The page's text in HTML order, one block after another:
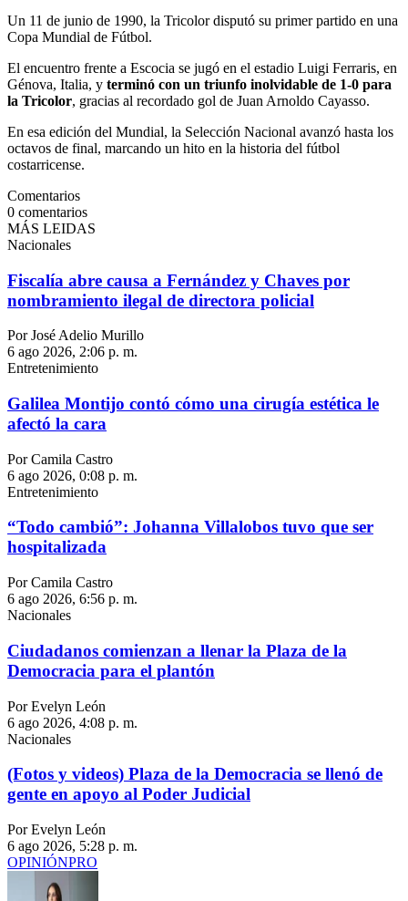
Un 11 de junio de 1990, la Tricolor disputó su primer partido en una
Copa Mundial de Fútbol.
El encuentro frente a Escocia se jugó en el estadio Luigi Ferraris, en
Génova, Italia, y terminó con un triunfo inolvidable de 1-0 para
la Tricolor, gracias al recordado gol de Juan Arnoldo Cayasso.
En esa edición del Mundial, la Selección Nacional avanzó hasta los
octavos de final, marcando un hito en la historia del fútbol
costarricense.
Comentarios
0 comentarios
MÁS LEIDAS
Nacionales
Fiscalía abre causa a Fernández y Chaves por
nombramiento ilegal de directora policial
Por José Adelio Murillo
6 ago 2026, 2:06 p. m.
Entretenimiento
Galilea Montijo contó cómo una cirugía estética le
afectó la cara
Por Camila Castro
6 ago 2026, 0:08 p. m.
Entretenimiento
“Todo cambió”: Johanna Villalobos tuvo que ser
hospitalizada
Por Camila Castro
6 ago 2026, 6:56 p. m.
Nacionales
Ciudadanos comienzan a llenar la Plaza de la
Democracia para el plantón
Por Evelyn León
6 ago 2026, 4:08 p. m.
Nacionales
(Fotos y videos) Plaza de la Democracia se llenó de
gente en apoyo al Poder Judicial
Por Evelyn León
6 ago 2026, 5:28 p. m.
OPINIÓNPRO